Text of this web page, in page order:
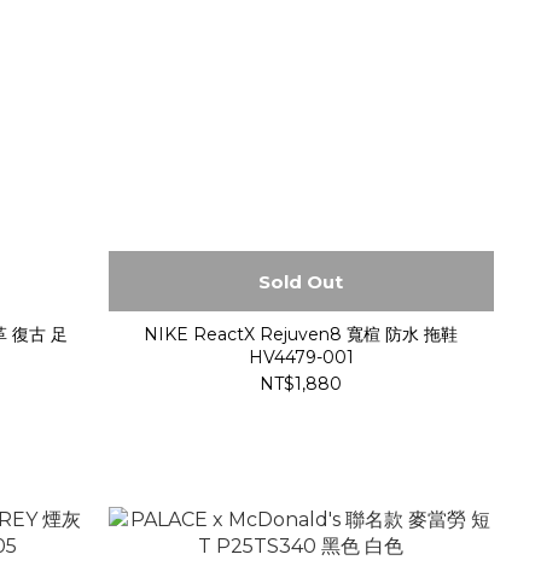
復古 足
Sold Out
NIKE ReactX Rejuven8 寬楦 防水 拖鞋
HV4479-001
NT$1,880